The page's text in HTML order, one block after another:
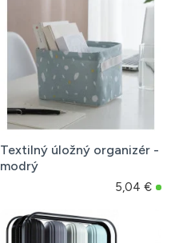
Textilný úložný organizér -
modrý
5,04 €